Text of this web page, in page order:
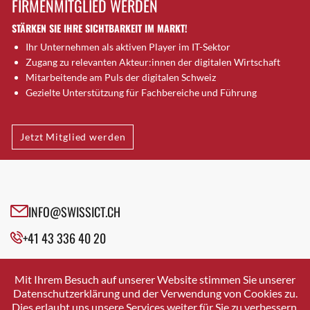
Brugg AG
Brütten
Bubendorf
Bubikon
Buchs (SG)
Bäretswil
Bülach
Cazis
Crissier
Davos Platz
Dierikon
Dietikon
FIRMENMITGLIED WERDEN
STÄRKEN SIE IHRE SICHTBARKEIT IM MARKT!
Ihr Unternehmen als aktiven Player im IT-Sektor
Zugang zu relevanten Akteur:innen der digitalen Wirtschaft
Mitarbeitende am Puls der digitalen Schweiz
Gezielte Unterstützung für Fachbereiche und Führung
Jetzt Mitglied werden
INFO@SWISSICT.CH
+41 43 336 40 20
SWISSICT
VULKANSTRASSE 120
8048 ZURICH
Mit Ihrem Besuch auf unserer Website stimmen Sie unserer
Datenschutzerklärung und der Verwendung von Cookies zu.
Dies erlaubt uns unsere Services weiter für Sie zu verbessern.